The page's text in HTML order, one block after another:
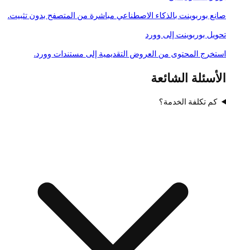
صانع بوربوينت بالذكاء الاصطناعي مباشرة من المتصفح بدون تثبيت.
تحويل بوربوينت إلى وورد
استخرج المحتوى من العروض التقديمية إلى مستندات وورد.
الأسئلة الشائعة
كم تكلفة الخدمة؟